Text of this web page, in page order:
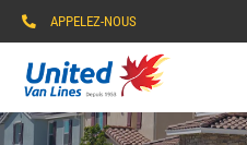
APPELEZ-NOUS